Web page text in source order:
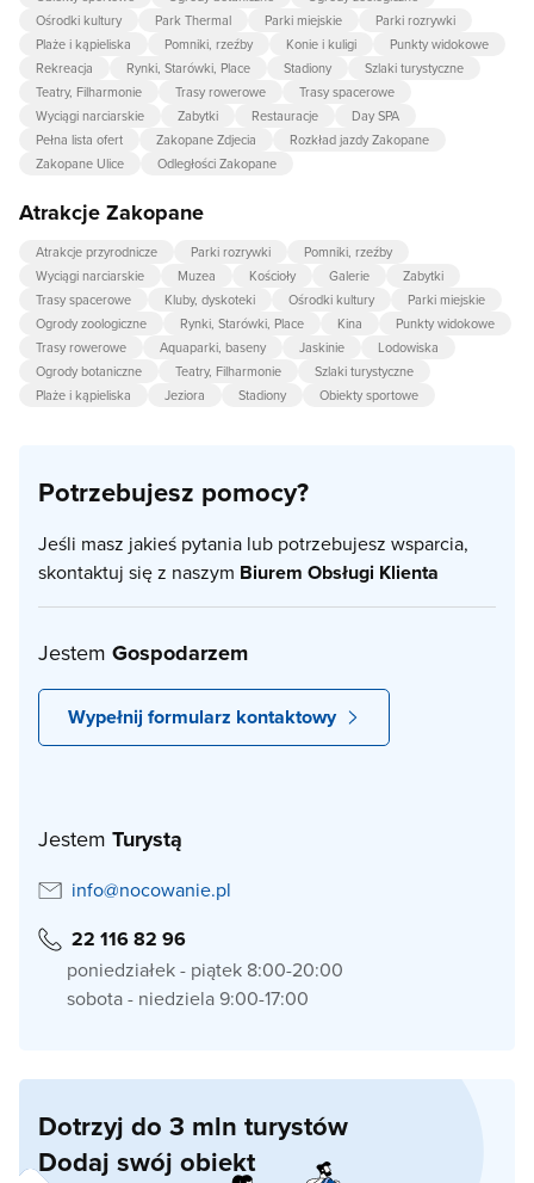
Ośrodki kultury
Park Thermal Parki miejskie
Parki rozrywki
Plaże i kąpieliska
Pomniki, rzeźby Konie i kuligi
Punkty widokowe
Rekreacja
Rynki, Starówki, Place Stadiony
Szlaki turystyczne
Teatry, Filharmonie
Trasy rowerowe
Trasy spacerowe
Wyciągi narciarskie
Zabytki Restauracje
Day SPA
Pełna lista ofert
Zakopane Zdjecia
Rozkład jazdy Zakopane
Zakopane Ulice
Odległości Zakopane
Atrakcje Zakopane
Atrakcje przyrodnicze Parki rozrywki
Pomniki, rzeźby
Wyciągi narciarskie
Muzea Kościoły Galerie
Zabytki
Trasy spacerowe
Kluby, dyskoteki Ośrodki kultury
Parki miejskie
Ogrody zoologiczne
Rynki, Starówki, Place Kina
Punkty widokowe
Trasy rowerowe
Aquaparki, baseny Jaskinie
Lodowiska
Ogrody botaniczne
Teatry, Filharmonie
Szlaki turystyczne
Plaże i kąpieliska
Jeziora Stadiony Obiekty sportowe
Potrzebujesz pomocy?
Jeśli masz jakieś pytania lub potrzebujesz wsparcia,
skontaktuj się z naszym Biurem Obsługi Klienta
Jestem Gospodarzem
Wypełnij formularz kontaktowy
Jestem Turystą
info@nocowanie.pl
22 116 82 96
poniedziałek - piątek 8:00-20:00
sobota - niedziela 9:00-17:00
Dotrzyj do 3 mln turystów
Dodaj swój obiekt